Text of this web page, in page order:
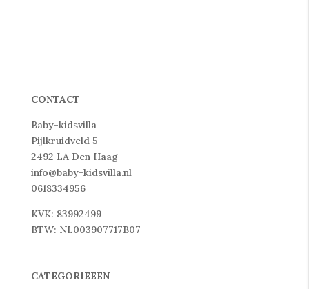
CONTACT
Baby-kidsvilla
Pijlkruidveld 5
2492 LA Den Haag
info@baby-kidsvilla.nl
0618334956
KVK: 83992499
BTW: NL003907717B07
CATEGORIEEEN